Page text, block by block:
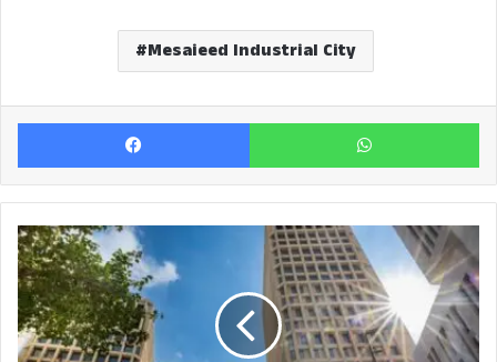
Mesaieed Industrial City
Facebook
ഖത്തർ
എയർവേയ്‌സ്
ആഗോള
ആസ്ഥാനം
മാറ്റുന്നു!